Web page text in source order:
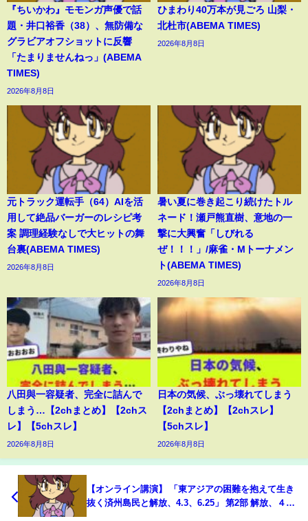
『ちいかわ』モモンガ声優で話
題・井口裕香（38）、無防備な
グラビアオフショットに反響
「たまりませんねっ」(ABEMA
TIMES)
2026年8月8日
ひまわり40万本が見ごろ 山梨・
北杜市(ABEMA TIMES)
2026年8月8日
元トラック運転手（64）AIを活
用して絶品バーガーのレシピ考
案 調理経験なしで大ヒットの舞
台裏(ABEMA TIMES)
2026年8月8日
暑い夏に巻き起こり続けたトル
ネード！瀬戸熊直樹、意地の一
撃に大興奮「しびれる
ぜ！！！」/麻雀・Mトーナメン
ト(ABEMA TIMES)
2026年8月8日
八田與一容疑者、完全に詰んで
しまう…【2chまとめ】【2chス
レ】【5chスレ】
2026年8月8日
日本の気候、ぶっ壊れてしまう
【2chまとめ】【2chスレ】
【5chスレ】
2026年8月8日
【オンライン講演】 「東アジアの困難を抱えて生き
抜く済州島民と解放、4.3、6.25」 第2部 解放、４・